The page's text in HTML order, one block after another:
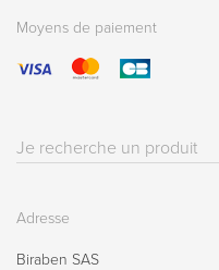
Moyens de paiement
Résultat(s)
Adresse
Biraben SAS